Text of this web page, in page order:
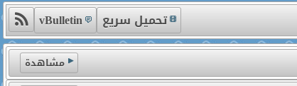
تحميل سريع vBulletin
مشاهدة